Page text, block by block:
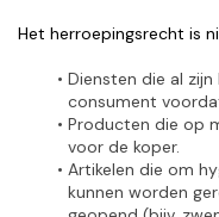
Het herroepingsrecht is
Diensten die al
consument
Producten die op
voor de koper.
Artikelen die om
kunnen worden